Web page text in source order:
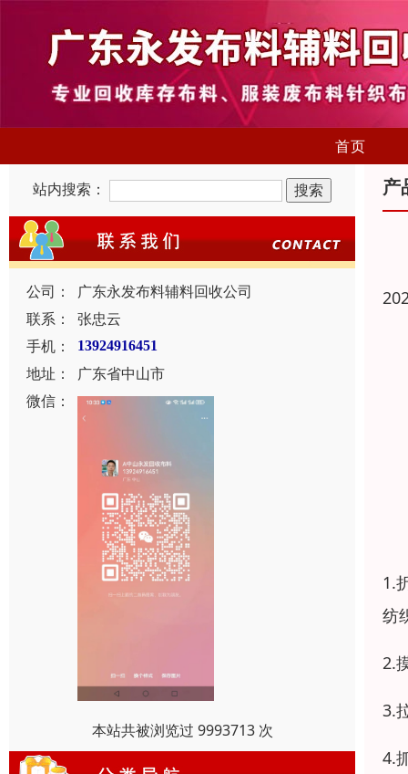
首页
站内搜索：
公司：
广东永发布料辅料回收公司
联系：
张忠云
手机：
13924916451
地址：
广东省中山市
微信：
本站共被浏览过 9993713 次
产
1.
纺
2.
3.
4.